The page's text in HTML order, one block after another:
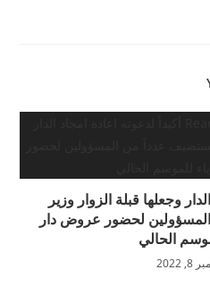
وجعلها قبلة الزوار وزير
لحضور عروض دار
الحالي
2022